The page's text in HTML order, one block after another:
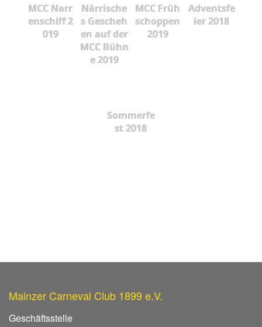
MCC Narr
enschiff 2
019
Närrische
s Gescheh
en auf der
MCC Bühn
e 2019
MCC Früh
schoppen
2019
Adventsfe
ier 2018
Sommerfe
st 2018
Mainzer Carneval Club 1899 e.V.
Geschäftsstelle